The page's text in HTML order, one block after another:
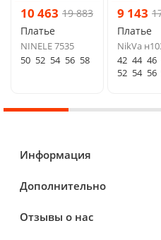
10 463 19 883
Платье
NINELE 7535
50 52 54 56 58
9 143
Платье
NikVa
42 44 46
52 54 56
Информация
Дополнительно
Отзывы о нас